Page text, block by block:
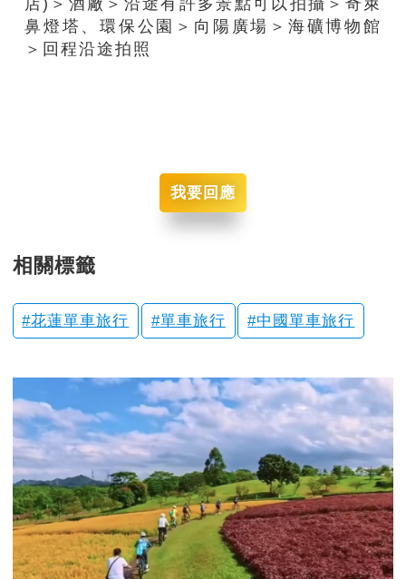
鼻燈塔、環保公園＞向陽廣場＞海礦博物館
＞回程沿途拍照
我要回應
相關標籤
花蓮單車旅行 單車旅行 中國單車旅行